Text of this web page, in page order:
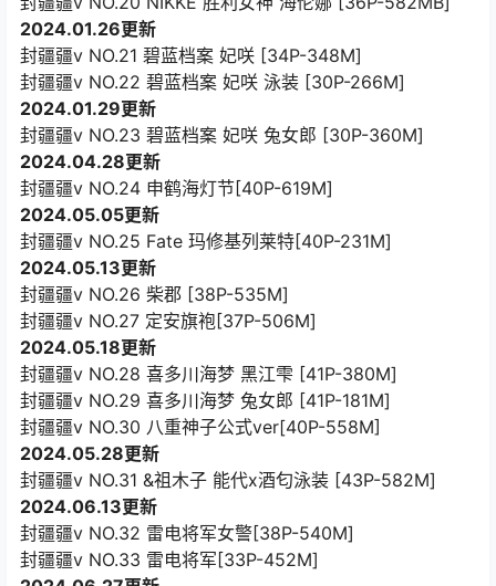
2024.01.26更新
封疆疆v NO.21 碧蓝档案 妃咲 [34P-348M]
封疆疆v NO.22 碧蓝档案 妃咲 泳装 [30P-266M]
2024.01.29更新
封疆疆v NO.23 碧蓝档案 妃咲 兔女郎 [30P-360M]
2024.04.28更新
封疆疆v NO.24 申鹤海灯节[40P-619M]
2024.05.05更新
封疆疆v NO.25 Fate 玛修基列莱特[40P-231M]
2024.05.13更新
封疆疆v NO.26 柴郡 [38P-535M]
封疆疆v NO.27 定安旗袍[37P-506M]
2024.05.18更新
封疆疆v NO.28 喜多川海梦 黑江雫 [41P-380M]
封疆疆v NO.29 喜多川海梦 兔女郎 [41P-181M]
封疆疆v NO.30 八重神子公式ver[40P-558M]
2024.05.28更新
封疆疆v NO.31 &祖木子 能代x酒匂泳装 [43P-582M]
2024.06.13更新
封疆疆v NO.32 雷电将军女警[38P-540M]
封疆疆v NO.33 雷电将军[33P-452M]